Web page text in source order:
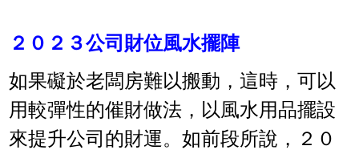
２０２３公司財位風水擺陣
如果礙於老闆房難以搬動，這時，可以
用較彈性的催財做法，以風水用品擺設
來提升公司的財運。如前段所說，２０